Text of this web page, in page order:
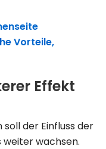
Vorteile,
Effekt
der Einfluss der
wachsen.